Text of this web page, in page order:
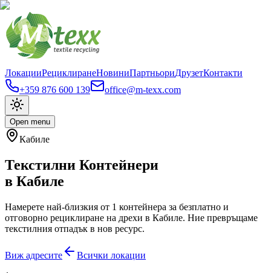
ЛокацииРециклиранеНовиниПартньориДрузетКонтакти
+359 876 600 139
office@m-texx.com
Open menu
Кабиле
Текстилни Контейнери
в Кабиле
Намерете най-близкия от 1 контейнера за безплатно и
отговорно рециклиране на дрехи в Кабиле. Ние превръщаме
текстилния отпадък в нов ресурс.
Виж адресите
Всички локации